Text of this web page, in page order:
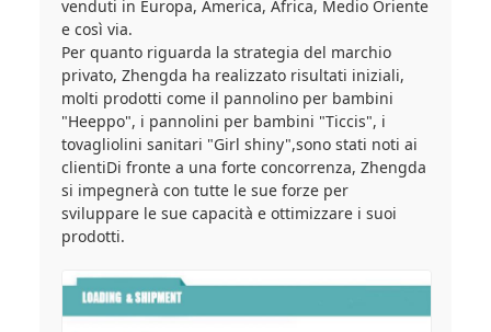
venduti in Europa, America, Africa, Medio Oriente
e così via.
Per quanto riguarda la strategia del marchio
privato, Zhengda ha realizzato risultati iniziali,
molti prodotti come il pannolino per bambini
"Heeppo", i pannolini per bambini "Ticcis", i
tovagliolini sanitari "Girl shiny",sono stati noti ai
clientiDi fronte a una forte concorrenza, Zhengda
si impegnerà con tutte le sue forze per
sviluppare le sue capacità e ottimizzare i suoi
prodotti.